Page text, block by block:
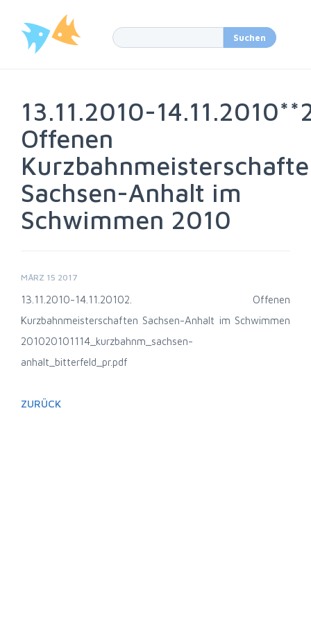
13.11.2010-
Offenen
Sachsen-Anhalt im
Schwimmen 2010
MÄRZ 15 2017
13.11.2010-14.11.20102. Offenen
Kurzbahnmeisterschaften Sachsen-Anhalt im Schwimmen
201020101114_kurzbahnm_sachsen-
anhalt_bitterfeld_pr.pdf
ZURÜCK